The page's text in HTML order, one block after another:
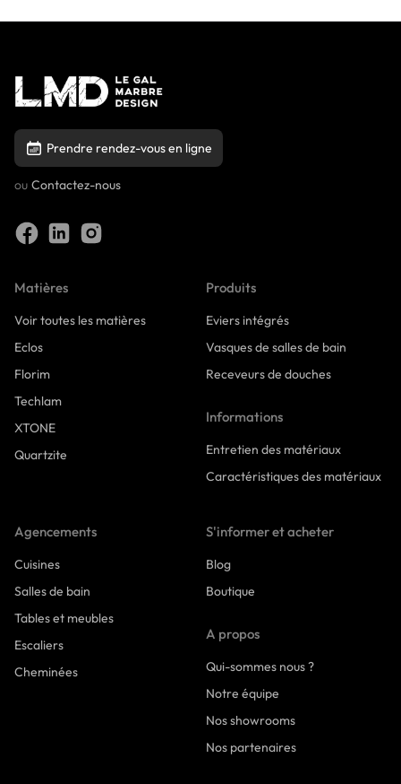
Prendre rendez-vous en ligne
ou Contactez-nous
Matières
Voir toutes les matières
Eclos
Florim
Techlam
XTONE
Quartzite
Produits
Eviers intégrés
Vasques de salles de bain
Receveurs de douches
Informations
Entretien des matériaux
Caractéristiques des matériaux
Agencements
Cuisines
Salles de bain
Tables et meubles
Escaliers
Cheminées
S'informer et acheter
Blog
Boutique
A propos
Qui-sommes nous ?
Notre équipe
Nos showrooms
Nos partenaires